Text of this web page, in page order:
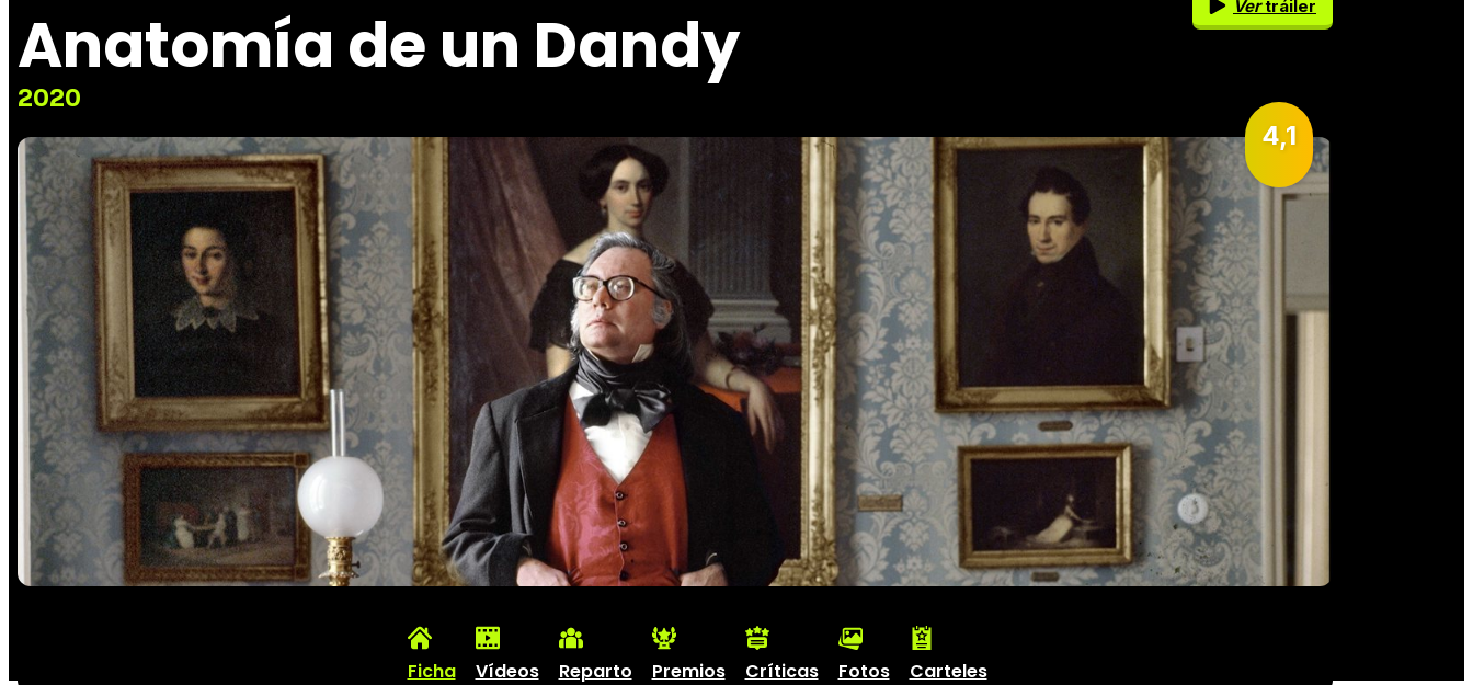
Anatomía de un Dandy
2020
Vertráiler
4,1
Ficha Vídeos Reparto Premios Críticas Fotos Carteles